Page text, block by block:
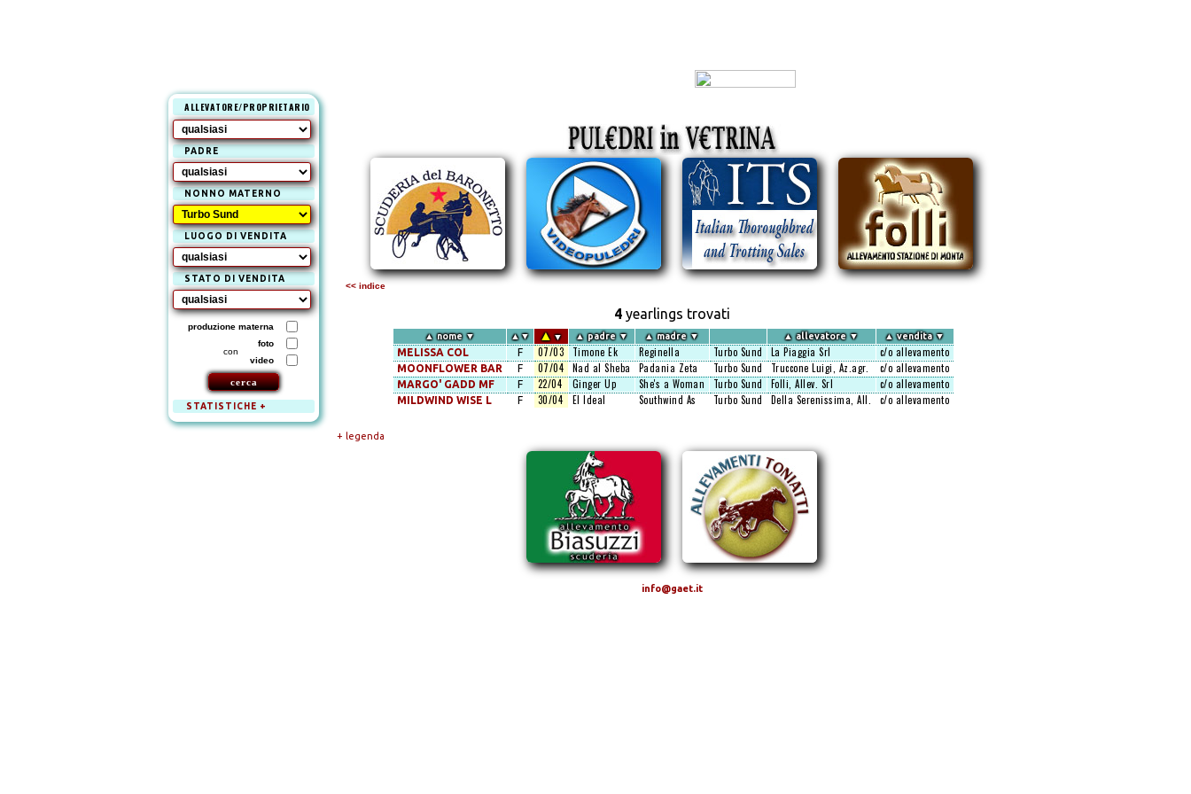
ALLEVATORE/PROPRIETARIO
PADRE
NONNO MATERNO
LUOGO DI VENDITA
STATO DI VENDITA
produzione materna
con
foto
video
STATISTICHE +
<< indice
4yearlings trovati
▲ nome ▼ ▲▼ ▲ ▼ ▲ padre ▼ ▲ madre ▼ ▲ allevatore ▼ ▲vendita▼
MELISSA COL F 07/03 Timone Ek Reginella Turbo Sund La Piaggia Srl c/o allevamento
MOONFLOWER BAR F 07/04 Nad al Sheba Padania Zeta Turbo Sund Truccone Luigi, Az.agr. c/o allevamento
MARGO' GADD MF F 22/04 Ginger Up She's a Woman Turbo Sund Folli, Allev. Srl c/o allevamento
MILDWIND WISE L F 30/04 El Ideal Southwind As Turbo Sund Della Serenissima, All. c/o allevamento
+ legenda
info@gaet.it